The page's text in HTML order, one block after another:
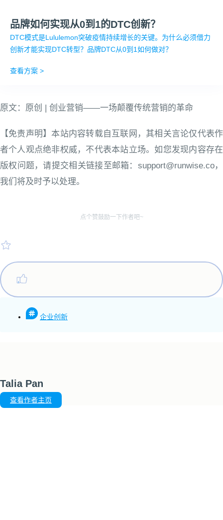
品牌如何实现从0到1的DTC创新？
DTC模式是Lululemon突破疫情持续增长的关键。为什么必须借力
创新才能实现DTC转型？品牌DTC从0到1如何做对？
查看方案 >
原文：原创 | 创业营销——一场颠覆传统营销的革命
【免责声明】本站内容转载自互联网，其相关言论仅代表作
者个人观点绝非权威，不代表本站立场。如您发现内容存在
版权问题，请提交相关链接至邮箱：support@runwise.co，
我们将及时予以处理。
点个赞鼓励一下作者吧~
企业创新
Talia Pan
查看作者主页